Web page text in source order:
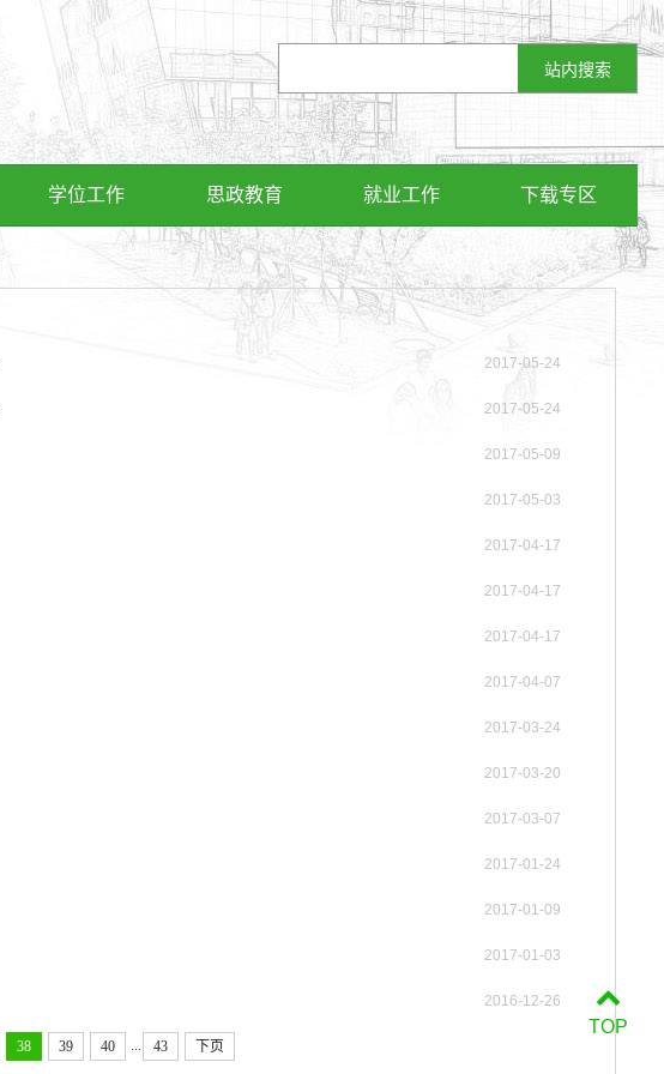
学位工作 思政教育 就业工作 下载专区
2017-05-24
2017-05-24
2017-05-09
2017-05-03
2017-04-17
2017-04-17
2017-04-17
2017-04-07
2017-03-24
2017-03-20
2017-03-07
2017-01-24
2017-01-09
2017-01-03
2016-12-26
38 39 40 43 下页
TOP